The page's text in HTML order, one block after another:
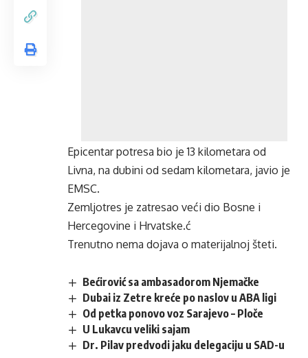
Epicentar potresa bio je 13 kilometara od
Livna, na dubini od sedam kilometara, javio je
EMSC.
Zemljotres je zatresao veći dio Bosne i
Hercegovine i Hrvatske.ć
Trenutno nema dojava o materijalnoj šteti.
Bećirović sa ambasadorom Njemačke
Dubai iz Zetre kreće po naslov u ABA ligi
Od petka ponovo voz Sarajevo – Ploče
U Lukavcu veliki sajam
Dr. Pilav predvodi jaku delegaciju u SAD-u